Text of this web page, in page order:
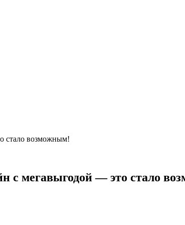
стало возможным!
с мегавыгодой — это стало